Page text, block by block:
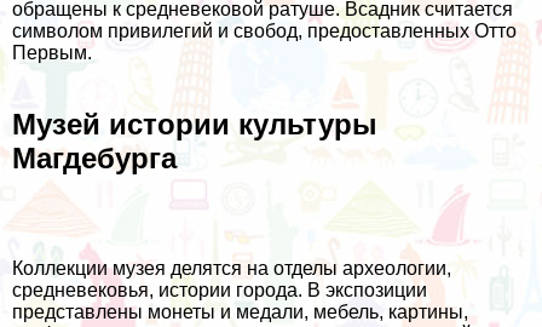
обращены к средневековой ратуше. Всадник считается
символом привилегий и свобод, предоставленных Отто
Первым.
Музей истории культуры
Магдебурга
Коллекции музея делятся на отделы археологии,
средневековья, истории города. В экспозиции
представлены монеты и медали, мебель, картины,